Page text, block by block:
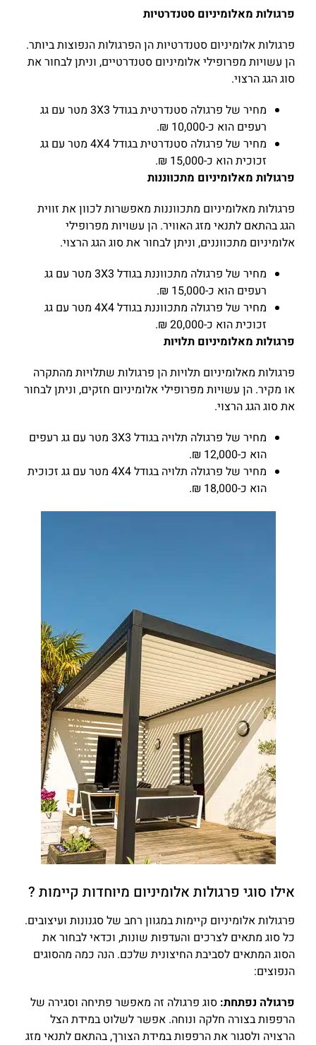
פרגולות מאלומיניום סטנדרטיות
פרגולות אלומיניום סטנדרטיות הן הפרגולות הנפוצות ביותר.
הן עשויות מפרופילי אלומיניום סטנדרטיים, וניתן לבחור את
סוג הגג הרצוי.
מחיר של פרגולה סטנדרטית בגודל 3X3 מטר עם גג
רעפים הוא כ-10,000 ₪.
מחיר של פרגולה סטנדרטית בגודל 4X4 מטר עם גג
זכוכית הוא כ-15,000 ₪.
פרגולות מאלומיניום מתכווננות
פרגולות מאלומיניום מתכווננות מאפשרות לכוון את זווית
הגג בהתאם לתנאי מזג האוויר. הן עשויות מפרופילי
אלומיניום מתכווננים, וניתן לבחור את סוג הגג הרצוי.
מחיר של פרגולה מתכווננת בגודל 3X3 מטר עם גג
רעפים הוא כ-15,000 ₪.
מחיר של פרגולה מתכווננת בגודל 4X4 מטר עם גג
זכוכית הוא כ-20,000 ₪.
פרגולות מאלומיניום תלויות
פרגולות מאלומיניום תלויות הן פרגולות שתלויות מהתקרה
או מקיר. הן עשויות מפרופילי אלומיניום חזקים, וניתן לבחור
את סוג הגג הרצוי.
מחיר של פרגולה תלויה בגודל 3X3 מטר עם גג רעפים
הוא כ-12,000 ₪.
מחיר של פרגולה תלויה בגודל 4X4 מטר עם גג זכוכית
הוא כ-18,000 ₪.
אילו סוגי פרגולות אלומיניום מיוחדות קיימות ?
פרגולות אלומיניום קיימות במגוון רחב של סגנונות ועיצובים.
כל סוג מתאים לצרכים והעדפות שונות, וכדאי לבחור את
הסוג המתאים לסביבת החיצונית שלכם. הנה כמה מהסוגים
הנפוצים:
פרגולה נפתחת: סוג פרגולה זה מאפשר פתיחה וסגירה של
הרפפות בצורה חלקה ונוחה. אפשר לשלוט במידת הצל
הרצויה ולסגור את הרפפות במידת הצורך, בהתאם לתנאי מזג